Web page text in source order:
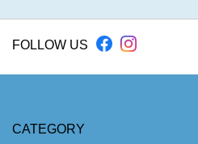
FOLLOW US
CATEGORY